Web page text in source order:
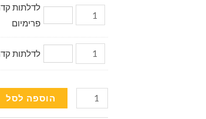
פרימיום
לדלתות קדמיות
כמות
של
הוספה לסל